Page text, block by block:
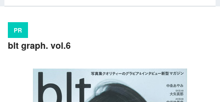
PR
blt graph. vol.6